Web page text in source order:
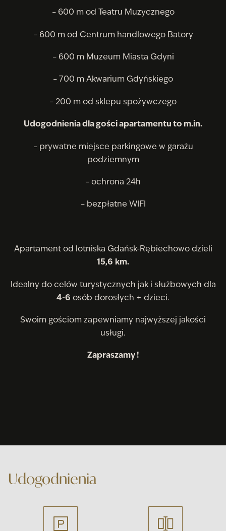
– 600 m od Teatru Muzycznego
– 600 m od Centrum handlowego Batory
– 600 m Muzeum Miasta Gdyni
– 700 m Akwarium Gdyńskiego
– 200 m od sklepu spożywczego
Udogodnienia dla gości apartamentu to m.in.
– prywatne miejsce parkingowe w garażu
podziemnym
– ochrona 24h
– bezpłatne WIFI
Apartament od lotniska Gdańsk-Rębiechowo dzieli
15,6 km.
Idealny do celów turystycznych jak i służbowych dla
4-6 osób dorosłych + dzieci.
Swoim gościom zapewniamy najwyższej jakości
usługi.
Zapraszamy !
Udogodnienia